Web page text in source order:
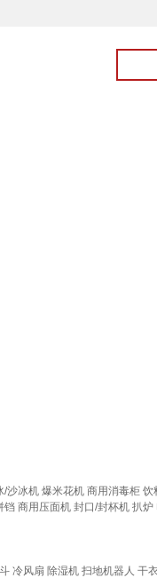
/沙冰机 爆米花机 商用消毒柜 饮
铛 商用压面机 封口/封杯机 扒炉
冷风扇 除湿机 扫地机器人 干